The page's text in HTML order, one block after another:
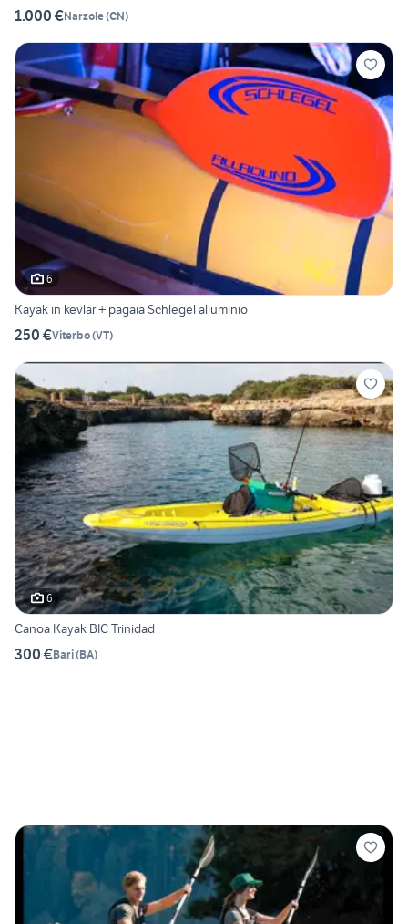
1.000 €Narzole(CN)
6
Kayak in kevlar + pagaia Schlegel alluminio
250 €Viterbo(VT)
6
Canoa Kayak BIC Trinidad
300 €Bari(BA)